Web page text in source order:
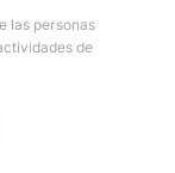
las personas
de